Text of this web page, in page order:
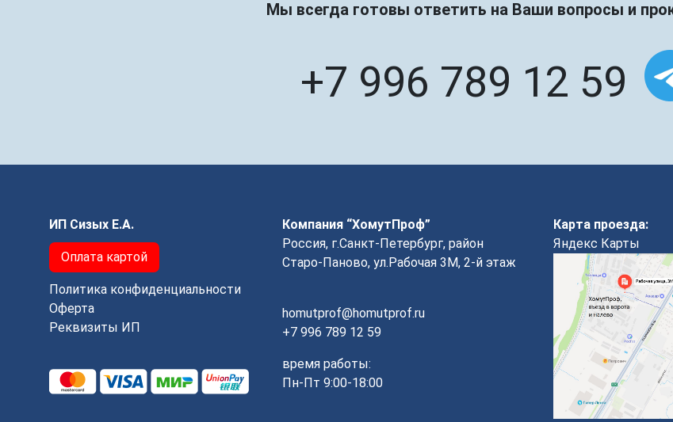
Мы всегда готовы ответить на Ваши вопросы и
+7 996 789 12 59
ИП Сизых Е.А.
Оплата картой
Политика конфиденциальности
Оферта
Реквизиты ИП
Компания “ХомутПроф”
Россия, г.Санкт-Петербург, район
Старо-Паново, ул.Рабочая 3М, 2-й этаж
homutprof@homutprof.ru
+7 996 789 12 59
время работы:
Пн-Пт 9:00-18:00
Карта проезда:
Яндекс Карты